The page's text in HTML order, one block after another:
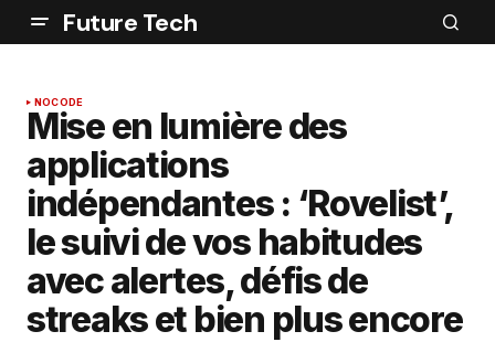
Future Tech
NOCODE
Mise en lumière des
applications
indépendantes : ‘Rovelist’,
le suivi de vos habitudes
avec alertes, défis de
streaks et bien plus encore